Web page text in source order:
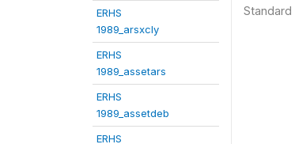
ERHS
1989_arsxcly
ERHS
1989_assetars
ERHS
1989_assetdeb
ERHS
Standard